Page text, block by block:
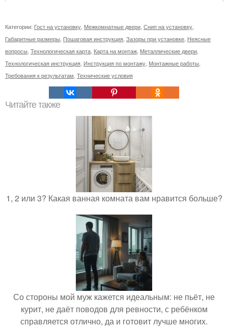
Категории: Гост на установку, Межкомнатные двери, Снип на установку,
Габаритные размеры, Пошаговая инструкция, Зазоры при установке, Неясные
вопросы, Технологическая карта, Карта на монтаж, Металлические двери,
Технологическая инструкция, Инструкция по монтажу, Монтажные работы,
Требования к результатам, Технические условия
Читайте также
1, 2 или 3? Какая ванная комната вам нравится больше?
Со стороны мой муж кажется идеальным: не пьёт, не
курит, не даёт поводов для ревности, с ребёнком
справляется отлично, да и готовит лучше многих.